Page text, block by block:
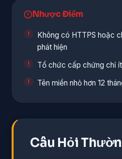
Nhược Điểm
Không có HTTPS hoặc
phát hiện
Tổ chức cấp chứng chỉ
Tên miền nhỏ hơn 12
Câu Hỏi